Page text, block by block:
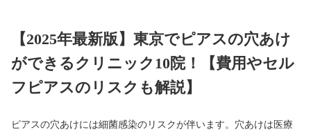
【2025年最新版】東京でピアスの穴あけ
ができるクリニック10院！【費用やセル
フピアスのリスクも解説】
ピアスの穴あけには細菌感染のリスクが伴います。穴あけは医療